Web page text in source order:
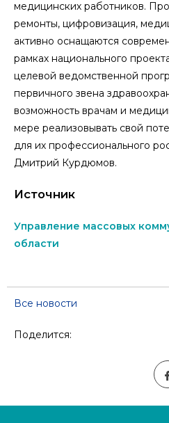
медицинских работников.
ремонты, цифровизация,
активно оснащаются
рамках национального
целевой ведомственной
первичного звена
возможность врачам и
мере реализовывать свой
для их профессионального
Дмитрий Курдюмов.
Источник
Управление массовых
области
Все новости
Поделится: